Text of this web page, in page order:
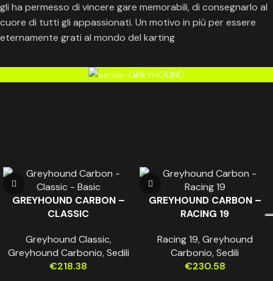
gli ha permesso di vincere gare memorabili, di consegnarlo al
cuore di tutti gli appassionati. Un motivo in più per essere
eternamente grati al mondo del karting
GREYHOUND CARBON –
CLASSIC
Greyhound Classic,
Greyhound Carbonio,Sedili
€218.38
GREYHOUND CARBON –
RACING 19
Racing 19,Greyhound
Carbonio,Sedili
€230.58